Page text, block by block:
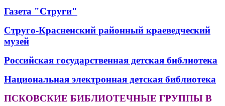
Газета "Струги"
Струго-Красненский районный краеведческий
музей
Российская государственная детская библиотека
Национальная электронная детская библиотека
ПСКОВСКИЕ БИБЛИОТЕЧНЫЕ ГРУППЫ В